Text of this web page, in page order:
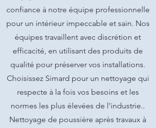
confiance à notre équipe professionnelle
pour un intérieur impeccable et sain. Nos
équipes travaillent avec discrétion et
efficacité, en utilisant des produits de
qualité pour préserver vos installations.
Choisissez Simard pour un nettoyage qui
respecte à la fois vos besoins et les
normes les plus élevées de l'industrie..
Nettoyage de poussière après travaux à